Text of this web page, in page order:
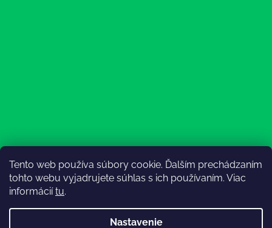
Tento web používa súbory cookie. Ďalším prechádzaním
tohto webu vyjadrujete súhlas s ich používaním. Viac
informáciítu.
Nastavenie
Sledovať na Instagrame